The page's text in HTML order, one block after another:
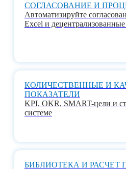
СОГЛАСОВАНИЕ И
Автоматизируйте
Excel и децентрализованные
КОЛИЧЕСТВЕННЫЕ И
ПОКАЗАТЕЛИ
KPI, OKR, SMART-цели и
системе
БИБЛИОТЕКА И РАСЧЕТ